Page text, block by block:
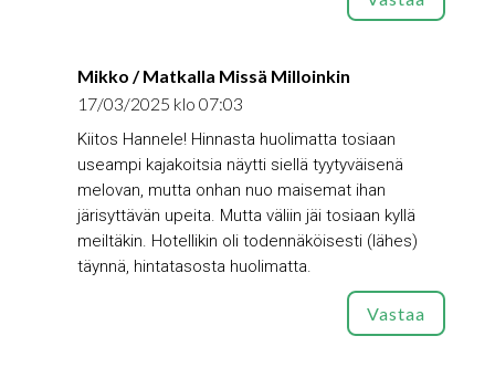
Mikko / Matkalla Missä Milloinkin
17/03/2025 klo 07:03
Kiitos Hannele! Hinnasta huolimatta tosiaan
useampi kajakoitsia näytti siellä tyytyväisenä
melovan, mutta onhan nuo maisemat ihan
järisyttävän upeita. Mutta väliin jäi tosiaan kyllä
meiltäkin. Hotellikin oli todennäköisesti (lähes)
täynnä, hintatasosta huolimatta.
Vastaa